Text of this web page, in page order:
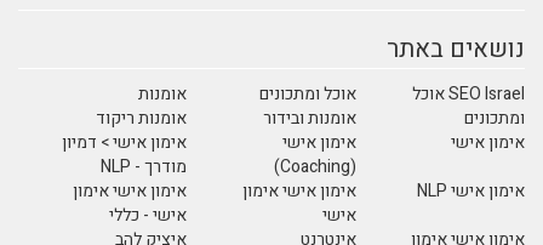
נושאים באתר
SEO Israel אוכל
ומתכונים
אוכל ומתכונים
אומנות
אומנות ובידור
אומנות ריקוד
אימון אישי
אימון אישי
(Coaching)
אימון אישי > דמיון
מודרך - NLP
אימון אישי NLP
אימון אישי אימון
אישי
אימון אישי אימון
אישי - כללי
אימון אישי אימון
אינטרנט איציק להב